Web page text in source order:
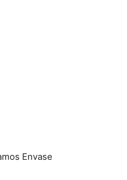
Envase